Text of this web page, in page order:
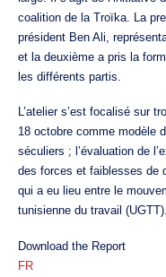
coalition de la Troïka. La
président Ben Ali,
et la deuxième a pris la
les différents partis.
L’atelier s’est focalisé sur
18 octobre comme modèle
séculiers ; l’évaluation de
des forces et faiblesses de
qui a eu lieu entre le
tunisienne du travail (UGTT).
Download the Report
FR